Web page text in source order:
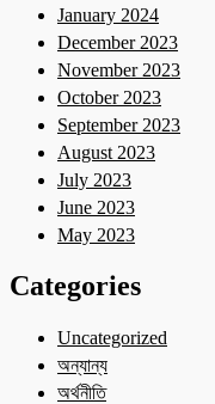
January 2024
December 2023
November 2023
October 2023
September 2023
August 2023
July 2023
June 2023
May 2023
Categories
Uncategorized
অন্যান্য
অর্থনীতি